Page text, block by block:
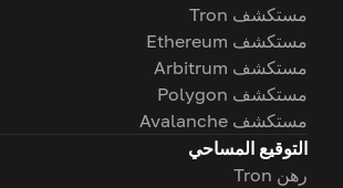
مستكشف Tron
مستكشف Ethereum
مستكشف Arbitrum
مستكشف Polygon
مستكشف Avalanche
التوقيع المساحي
رهن Tron